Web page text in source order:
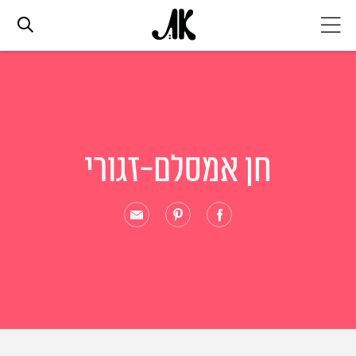
ביוטי
חן אמסלם-זגורי